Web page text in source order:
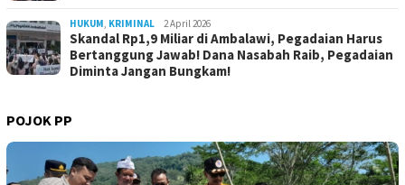
HUKUM, KRIMINAL 2 April 2026
Skandal Rp1,9 Miliar di Ambalawi, Pegadaian Harus
Bertanggung Jawab! Dana Nasabah Raib, Pegadaian
Diminta Jangan Bungkam!
POJOK PP